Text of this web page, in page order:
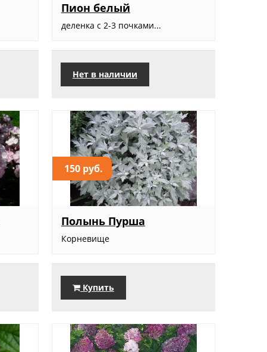
Пион белый
деленка с 2-3 почками...
Нет в наличии
150 руб.
Полынь Пурша
Корневище
Купить